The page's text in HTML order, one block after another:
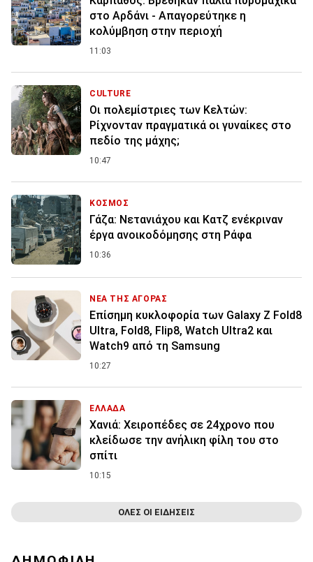
στο Αρδάνι - Απαγορεύτηκε η
κολύμβηση στην περιοχή
11:03
CULTURE
Οι πολεμίστριες των Κελτών:
Ρίχνονταν πραγματικά οι γυναίκες στο
πεδίο της μάχης;
10:47
ΚΟΣΜΟΣ
Γάζα: Νετανιάχου και Κατζ ενέκριναν
έργα ανοικοδόμησης στη Ράφα
10:36
ΝΕΑ ΤΗΣ ΑΓΟΡΑΣ
Επίσημη κυκλοφορία των Galaxy Z Fold8
Ultra, Fold8, Flip8, Watch Ultra2 και
Watch9 από τη Samsung
10:27
ΕΛΛΑΔΑ
Χανιά: Χειροπέδες σε 24χρονο που
κλείδωσε την ανήλικη φίλη του στο
σπίτι
10:15
ΟΛΕΣ ΟΙ ΕΙΔΗΣΕΙΣ